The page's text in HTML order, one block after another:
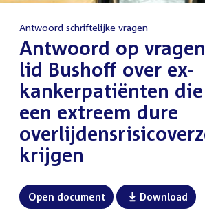
Antwoord schriftelijke vragen
Antwoord op
lid Bushoff over ex-
kankerpatiënten
een extreem dure
krijgen
Open document Download